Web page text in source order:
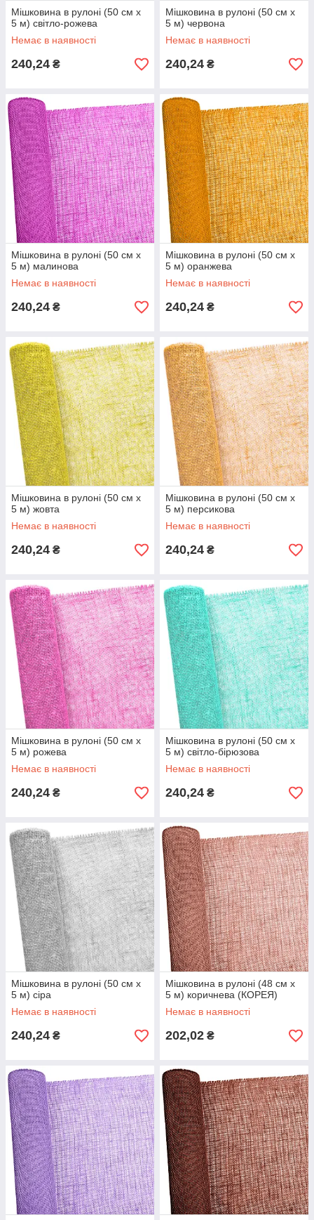
Мішковина в рулоні (50 см х
5 м) світло-рожева
Немає в наявності
240,24 ₴
Мішковина в рулоні (50 см х
5 м) червона
Немає в наявності
240,24 ₴
Мішковина в рулоні (50 см х
5 м) малинова
Немає в наявності
240,24 ₴
Мішковина в рулоні (50 см х
5 м) оранжева
Немає в наявності
240,24 ₴
Мішковина в рулоні (50 см х
5 м) жовта
Немає в наявності
240,24 ₴
Мішковина в рулоні (50 см х
5 м) персикова
Немає в наявності
240,24 ₴
Мішковина в рулоні (50 см х
5 м) рожева
Немає в наявності
240,24 ₴
Мішковина в рулоні (50 см х
5 м) світло-бірюзова
Немає в наявності
240,24 ₴
Мішковина в рулоні (50 см х
5 м) сіра
Немає в наявності
240,24 ₴
Мішковина в рулоні (48 см х
5 м) коричнева (КОРЕЯ)
Немає в наявності
202,02 ₴